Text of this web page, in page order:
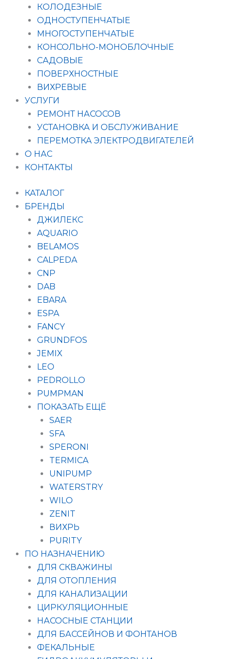
КОЛОДЕЗНЫЕ
ОДНОСТУПЕНЧАТЫЕ
МНОГОСТУПЕНЧАТЫЕ
КОНСОЛЬНО-МОНОБЛОЧНЫЕ
САДОВЫЕ
ПОВЕРХНОСТНЫЕ
ВИХРЕВЫЕ
УСЛУГИ
РЕМОНТ НАСОСОВ
УСТАНОВКА И ОБСЛУЖИВАНИЕ
ПЕРЕМОТКА ЭЛЕКТРОДВИГАТЕЛЕЙ
О НАС
КОНТАКТЫ
КАТАЛОГ
БРЕНДЫ
ДЖИЛЕКС
AQUARIO
BELAMOS
CALPEDA
CNP
DAB
EBARA
ESPA
FANCY
GRUNDFOS
JEMIX
LEO
PEDROLLO
PUMPMAN
ПОКАЗАТЬ ЕЩЁ
SAER
SFA
SPERONI
TERMICA
UNIPUMP
WATERSTRY
WILO
ZENIT
ВИХРЬ
PURITY
ПО НАЗНАЧЕНИЮ
ДЛЯ СКВАЖИНЫ
ДЛЯ ОТОПЛЕНИЯ
ДЛЯ КАНАЛИЗАЦИИ
ЦИРКУЛЯЦИОННЫЕ
НАСОСНЫЕ СТАНЦИИ
ДЛЯ БАССЕЙНОВ И ФОНТАНОВ
ФЕКАЛЬНЫЕ